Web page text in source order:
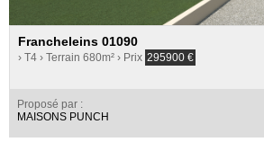
Francheleins 01090
› T4 › Terrain 680m² › Prix 295900 €
Proposé par :
MAISONS PUNCH